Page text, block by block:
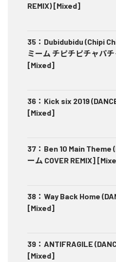
REMIX) [Mixed]
35 ： Dubidubidu (Chipi
ミーム チピチピチャパチ
[Mixed]
36 ： Kick six 2019
[Mixed]
37 ： Ben 10 Main Theme
ーム COVER REMIX]
38 ： Way Back Home
[Mixed]
39 ： ANTIFRAGILE
[Mixed]